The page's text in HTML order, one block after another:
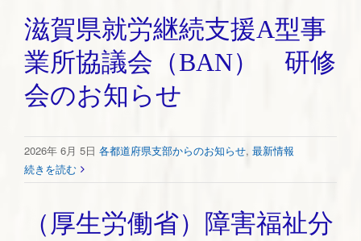
滋賀県就労継続支援A型事
業所協議会（BAN） 研修
会のお知らせ
2026年 6月 5日 各都道府県支部からのお知らせ, 最新情報
続きを読む
（厚生労働省）障害福祉分